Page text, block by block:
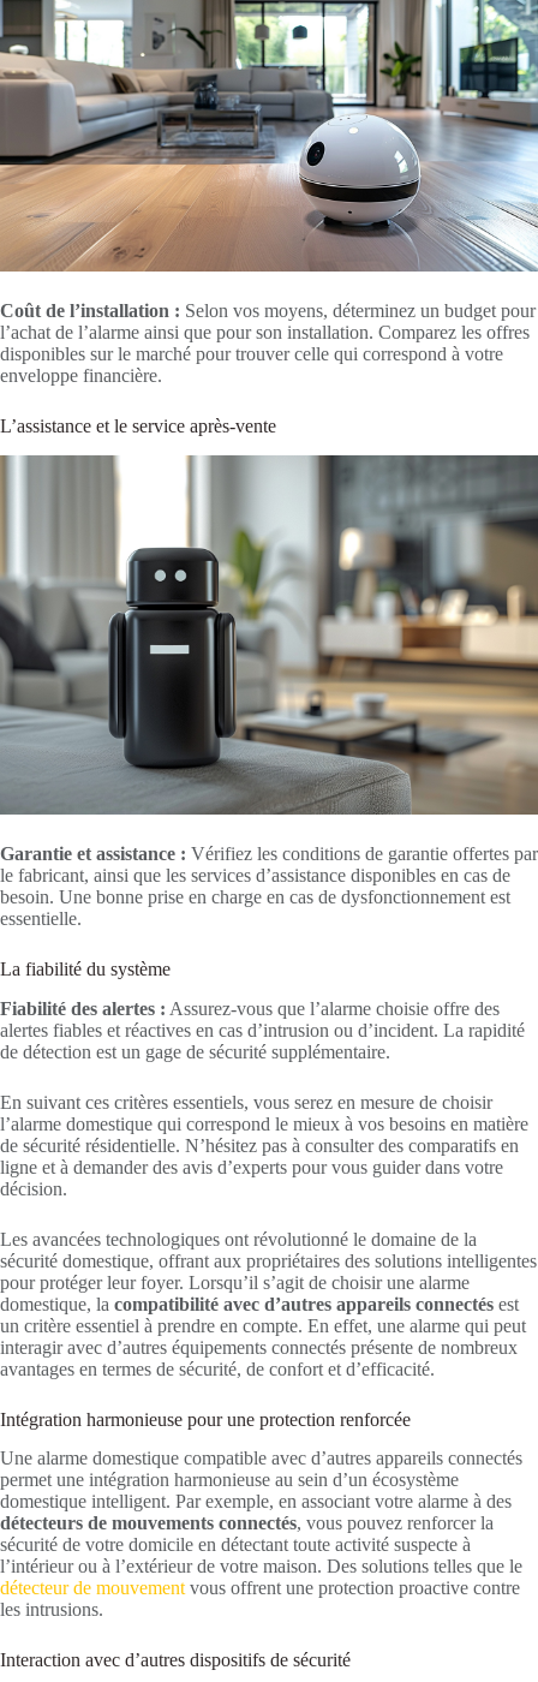
Coût de l’installation : Selon vos moyens, déterminez un budget pour
l’achat de l’alarme ainsi que pour son installation. Comparez les offres
disponibles sur le marché pour trouver celle qui correspond à votre
enveloppe financière.
L’assistance et le service après-vente
Garantie et assistance : Vérifiez les conditions de garantie offertes par
le fabricant, ainsi que les services d’assistance disponibles en cas de
besoin. Une bonne prise en charge en cas de dysfonctionnement est
essentielle.
La fiabilité du système
Fiabilité des alertes : Assurez-vous que l’alarme choisie offre des
alertes fiables et réactives en cas d’intrusion ou d’incident. La rapidité
de détection est un gage de sécurité supplémentaire.
En suivant ces critères essentiels, vous serez en mesure de choisir
l’alarme domestique qui correspond le mieux à vos besoins en matière
de sécurité résidentielle. N’hésitez pas à consulter des comparatifs en
ligne et à demander des avis d’experts pour vous guider dans votre
décision.
Les avancées technologiques ont révolutionné le domaine de la
sécurité domestique, offrant aux propriétaires des solutions intelligentes
pour protéger leur foyer. Lorsqu’il s’agit de choisir une alarme
domestique, la compatibilité avec d’autres appareils connectés est
un critère essentiel à prendre en compte. En effet, une alarme qui peut
interagir avec d’autres équipements connectés présente de nombreux
avantages en termes de sécurité, de confort et d’efficacité.
Intégration harmonieuse pour une protection renforcée
Une alarme domestique compatible avec d’autres appareils connectés
permet une intégration harmonieuse au sein d’un écosystème
domestique intelligent. Par exemple, en associant votre alarme à des
détecteurs de mouvements connectés, vous pouvez renforcer la
sécurité de votre domicile en détectant toute activité suspecte à
l’intérieur ou à l’extérieur de votre maison. Des solutions telles que le
détecteur de mouvementvous offrent une protection proactive contre
les intrusions.
Interaction avec d’autres dispositifs de sécurité